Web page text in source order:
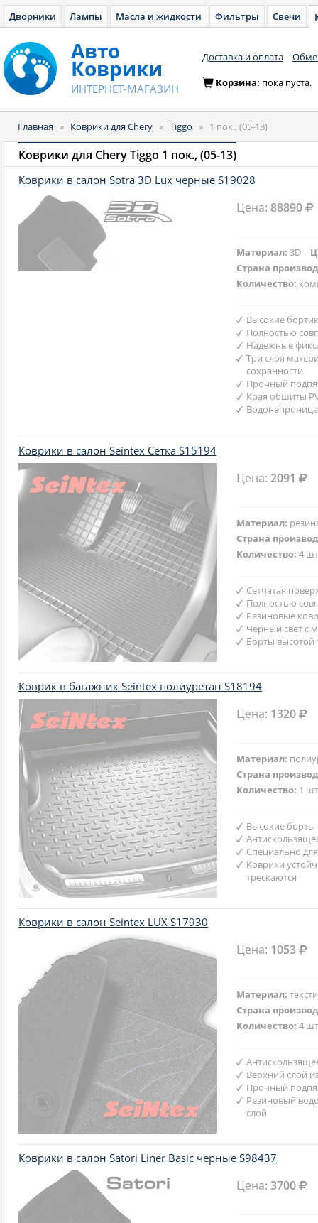
Дворники Лампы Масла и жидкости Фильтры Свечи
Авто
Коврики
ИНТЕРНЕТ-МАГАЗИН
Доставка и оплата
Корзина: пока пуста.
Главная » Коврики для Chery » Tiggo » 1 пок., (05-13)
Коврики для Chery Tiggo 1 пок., (05-13)
Коврики в салон Sotra 3D Lux черные S19028
Цена:88890
Материал:3D
Страна
Количество:
Высокие
Полностью
Надежные
Три слоя
сохранности
Прочный
Края обшиты
Коврики в салон Seintex Сетка S15194
Цена:2091
Материал:
Страна
Количество:4
Сетчатая
Полностью
Резиновые
Черный свет с
Борты
Коврик в багажник Seintex полиуретан S18194
Цена: 1320
Материал:
Страна
Количество: 1
Высокие борты
Специально
Коврики
трескаются
Коврики в салон Seintex LUX S17930
Цена: 1053
Материал:
Страна
Количество:4
Верхний слой
Прочный
Резиновый
слой
Коврики в салон Satori Liner Basic черные S98437
Цена:3700